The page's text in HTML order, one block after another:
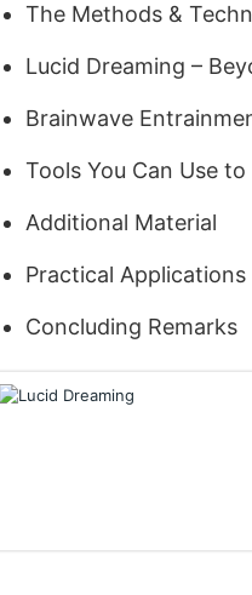
The Methods &
Lucid Dreaming –
Brainwave
Tools You Can Use
Additional Material
Practical
Concluding Remarks